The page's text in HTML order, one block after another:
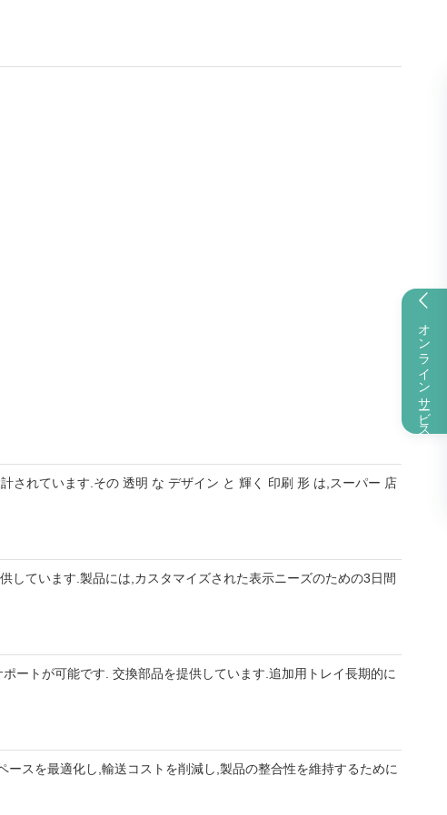
オンラインサービス
されています.その 透明 な デザイン と 輝く 印刷 形 は,スーパー 店
しています.製品には,カスタマイズされた表示ニーズのための3日間
ートが可能です. 交換部品を提供しています.追加用トレイ長期的に
スを最適化し,輸送コストを削減し,製品の整合性を維持するために